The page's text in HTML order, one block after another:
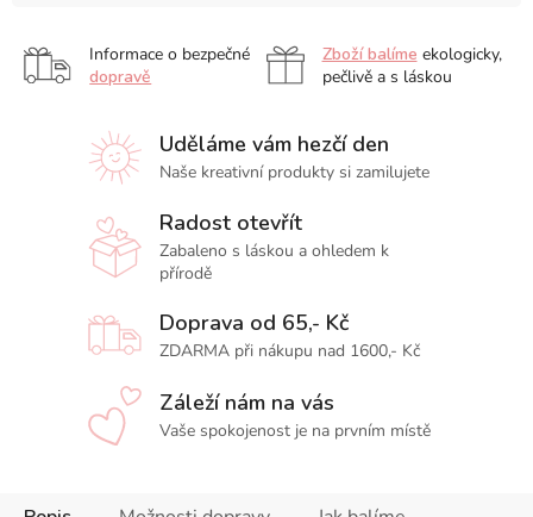
Informace o bezpečné
dopravě
Zboží balíme ekologicky,
pečlivě a s láskou
Uděláme vám hezčí den
Naše kreativní produkty si zamilujete
Radost otevřít
Zabaleno s láskou a ohledem k
přírodě
Doprava od 65,- Kč
ZDARMA při nákupu nad 1600,- Kč
Záleží nám na vás
Vaše spokojenost je na prvním místě